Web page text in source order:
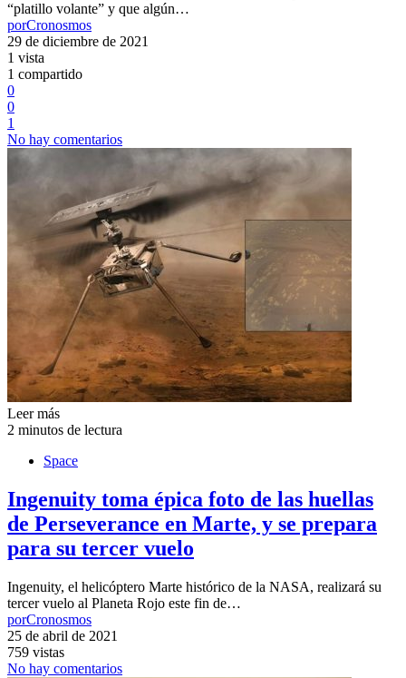
“platillo volante” y que algún…
porCronosmos
29 de diciembre de 2021
1 vista
1 compartido
0
0
1
No hay comentarios
Leer más
2 minutos de lectura
Space
Ingenuity toma épica foto de las huellas
de Perseverance en Marte, y se prepara
para su tercer vuelo
Ingenuity, el helicóptero Marte histórico de la NASA, realizará su
tercer vuelo al Planeta Rojo este fin de…
porCronosmos
25 de abril de 2021
759 vistas
No hay comentarios